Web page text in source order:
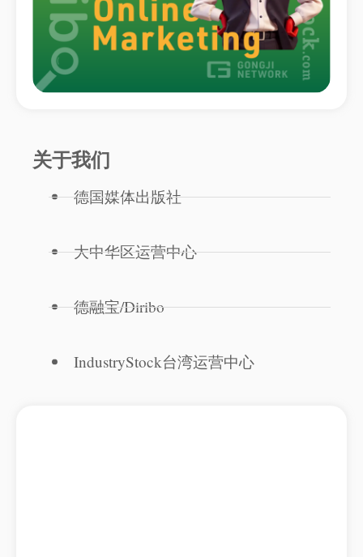
关于我们
德国媒体出版社
大中华区运营中心
德融宝/Diribo
IndustryStock台湾运营中心